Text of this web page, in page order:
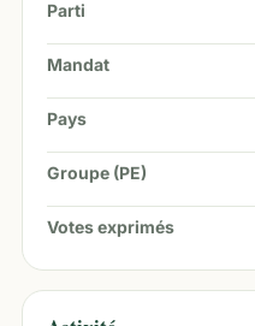
Parti
Mandat
Pays
Groupe (PE)
Votes exprimés